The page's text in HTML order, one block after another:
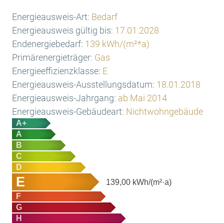
Energieausweis-Art: Bedarf
Energieausweis gültig bis: 17.01.2028
Endenergiebedarf: 139 kWh/(m²*a)
Primärenergieträger: Gas
Energieeffizienzklasse: E
Energieausweis-Ausstellungsdatum: 18.01.2018
Energieausweis-Jahrgang: ab Mai 2014
Energieausweis-Gebäudeart: Nichtwohngebäude
A+
A
B
C
D
E 139,00 kWh/(m²·a)
F
G
H